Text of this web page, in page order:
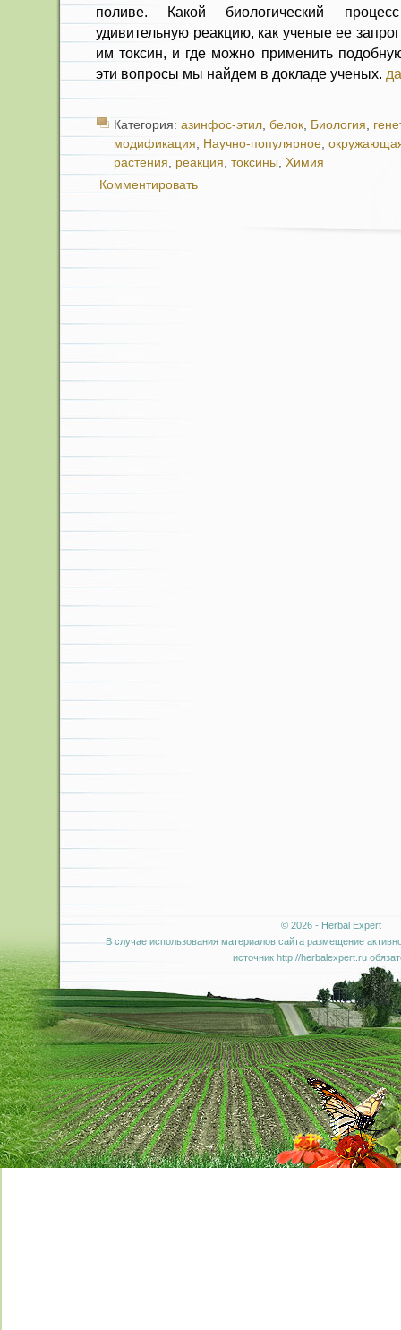
поливе. Какой биологический
удивительную реакцию, как ученые ее
им токсин, и где можно применить
эти вопросы мы найдем в докладе ученых.
Категория: азинфос-этил, белок, Биология,
модификация, Научно-популярное,
растения, реакция, токсины, Химия
Комментировать
© 2026 - Herbal Expert
В случае использования материалов сайта размещение
источник http://herbalexpert.ru